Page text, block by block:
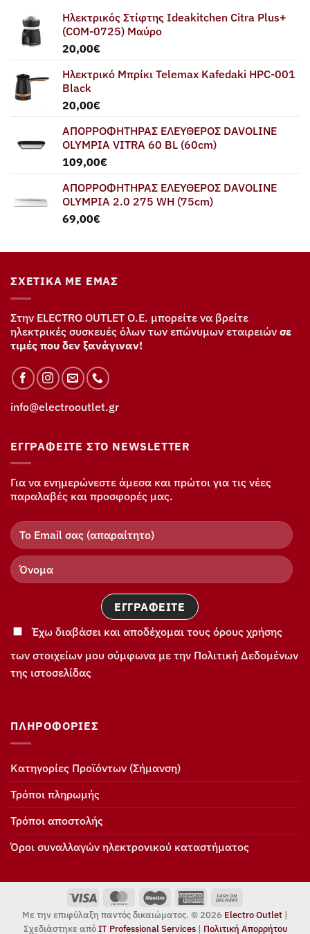
Ηλεκτρικός Στίφτης Ideakitchen Citra Plus+
(COM-0725) Μαύρο
20,00€
Ηλεκτρικό Μπρίκι Telemax Kafedaki HPC-001
Black
20,00€
ΑΠΟΡΡΟΦΗΤΗΡΑΣ ΕΛΕΥΘΕΡΟΣ DAVOLINE
OLYMPIA VITRA 60 BL (60cm)
109,00€
ΑΠΟΡΡΟΦΗΤΗΡΑΣ ΕΛΕΥΘΕΡΟΣ DAVOLINE
OLYMPIA 2.0 275 WH (75cm)
69,00€
ΣΧΕΤΙΚΆ ΜΕ ΕΜΆΣ
Στην ELECTRO OUTLET Ο.Ε. μπορείτε να βρείτε
ηλεκτρικές συσκευές όλων των επώνυμων εταιρειών σε
τιμές που δεν ξανάγιναν!
info@electrooutlet.gr
ΕΓΓΡΑΦΕΊΤΕ ΣΤΟ NEWSLETTER
Για να ενημερώνεστε άμεσα και πρώτοι για τις νέες
παραλαβές και προσφορές μας.
Έχω διαβάσει και αποδέχομαι τους όρους χρήσης
των στοιχείων μου σύμφωνα με την Πολιτική Δεδομένων
της ιστοσελίδας
ΠΛΗΡΟΦΟΡΊΕΣ
Κατηγορίες Προϊόντων (Σήμανση)
Τρόποι πληρωμής
Τρόποι αποστολής
Όροι συναλλαγών ηλεκτρονικού καταστήματος
Visa MasterCardMaestro American
ExpressOn
Delivery
Με την επιφύλαξη παντός δικαιώματος. © 2026 Electro Outlet |
Σχεδιάστηκε απόIT Professional Services| Πολιτική Απορρήτου